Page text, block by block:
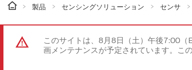
製品 センシングソリューション センサ
このサイトは、8月8日（土）午後7:00
画メンテナンスが予定されています。こ